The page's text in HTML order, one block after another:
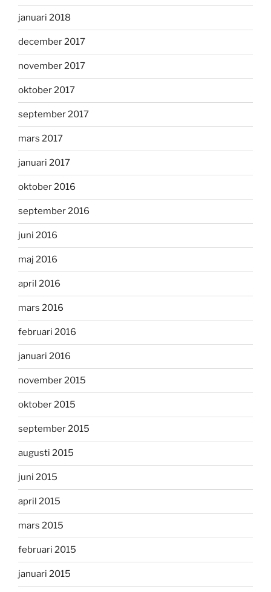
januari 2018
december 2017
november 2017
oktober 2017
september 2017
mars 2017
januari 2017
oktober 2016
september 2016
juni 2016
maj 2016
april 2016
mars 2016
februari 2016
januari 2016
november 2015
oktober 2015
september 2015
augusti 2015
juni 2015
april 2015
mars 2015
februari 2015
januari 2015